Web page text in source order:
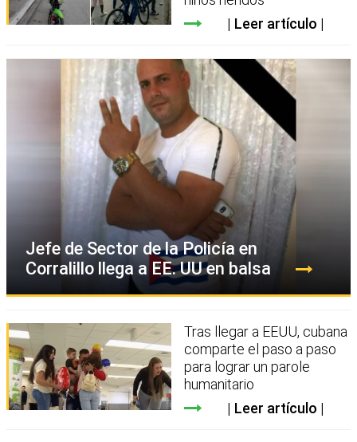
Leer artículo
Jefe de Sector de la Policía en
Corralillo llega a EE. UU en balsa
Tras llegar a EEUU, cubana
comparte el paso a paso
para lograr un parole
humanitario
Leer artículo